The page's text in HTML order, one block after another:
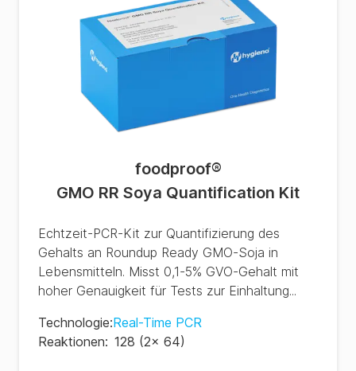
foodproof®
GMO RR Soya Quantification Kit
Echtzeit-PCR-Kit zur Quantifizierung des
Gehalts an Roundup Ready GMO-Soja in
Lebensmitteln. Misst 0,1-5% GVO-Gehalt mit
hoher Genauigkeit für Tests zur Einhaltung...
Technologie:Real-Time PCR
Reaktionen: 128 (2x 64)